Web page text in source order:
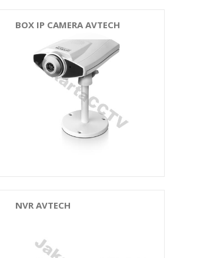
BOX IP CAMERA AVTECH
NVR AVTECH